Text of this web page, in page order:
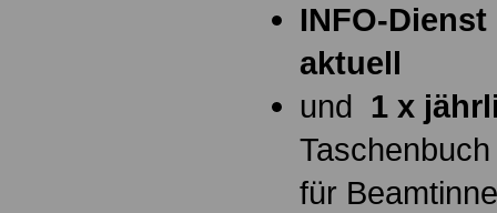
INFO-
aktuell
und 1 x
Taschenbuch
für